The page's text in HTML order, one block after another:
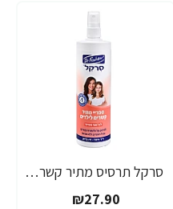
סרקל תרסיס מתיר קשרים לילדים 340 מ"ל - ד"ר פישר
₪27.90